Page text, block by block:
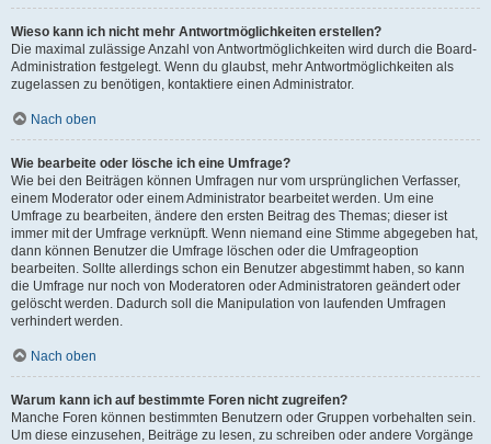
Wieso kann ich nicht mehr Antwortmöglichkeiten erstellen?
Die maximal zulässige Anzahl von Antwortmöglichkeiten wird durch die Board-
Administration festgelegt. Wenn du glaubst, mehr Antwortmöglichkeiten als
zugelassen zu benötigen, kontaktiere einen Administrator.
Nach oben
Wie bearbeite oder lösche ich eine Umfrage?
Wie bei den Beiträgen können Umfragen nur vom ursprünglichen Verfasser,
einem Moderator oder einem Administrator bearbeitet werden. Um eine
Umfrage zu bearbeiten, ändere den ersten Beitrag des Themas; dieser ist
immer mit der Umfrage verknüpft. Wenn niemand eine Stimme abgegeben hat,
dann können Benutzer die Umfrage löschen oder die Umfrageoption
bearbeiten. Sollte allerdings schon ein Benutzer abgestimmt haben, so kann
die Umfrage nur noch von Moderatoren oder Administratoren geändert oder
gelöscht werden. Dadurch soll die Manipulation von laufenden Umfragen
verhindert werden.
Nach oben
Warum kann ich auf bestimmte Foren nicht zugreifen?
Manche Foren können bestimmten Benutzern oder Gruppen vorbehalten sein.
Um diese einzusehen, Beiträge zu lesen, zu schreiben oder andere Vorgänge